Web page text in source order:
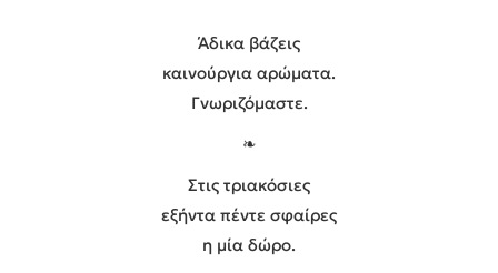
Άδικα βάζεις
καινούργια αρώματα.
Γνωριζόμαστε.
❧
Στις τριακόσιες
εξήντα πέντε σφαίρες
η μία δώρο.